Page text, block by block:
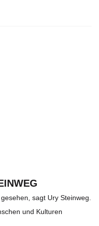
sagt Ury Steinweg.
und Kulturen